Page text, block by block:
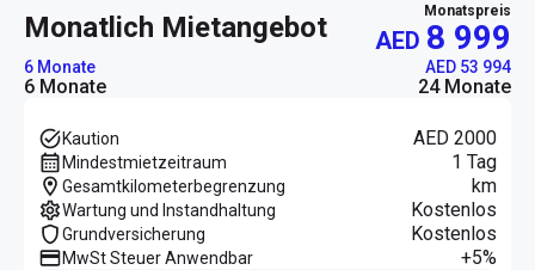
monatlich Mietangebot Monatspreis
AED 8 999
6 Monate AED 53 994
6 Monate 24 Monate
Kaution AED 2000
Mindestmietzeitraum 1 Tag
Gesamtkilometerbegrenzung km
Wartung und Instandhaltung Kostenlos
Grundversicherung Kostenlos
MwSt Steuer Anwendbar
+5%